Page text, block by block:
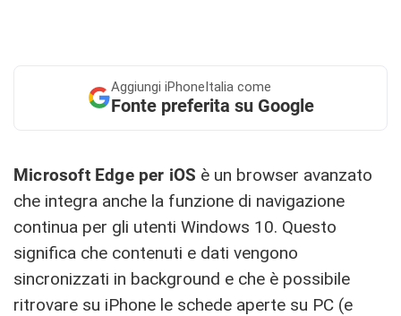
Aggiungi iPhoneItalia come
Fonte preferita su Google
Microsoft Edge per iOS è un browser avanzato
che integra anche la funzione di navigazione
continua per gli utenti Windows 10. Questo
significa che contenuti e dati vengono
sincronizzati in background e che è possibile
ritrovare su iPhone le schede aperte su PC (e